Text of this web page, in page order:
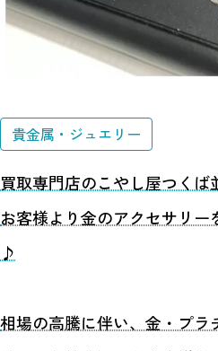
貴金属・ジュエリー
買取専門店のこやし屋つく
お客様より金のアクセサリー
♪
相場の高騰に伴い、金・プラ